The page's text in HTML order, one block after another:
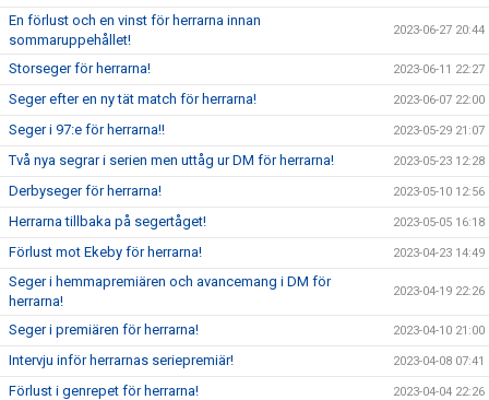
En förlust och en vinst för herrarna innan
sommaruppehållet!
2023-06-27 20:44
Storseger för herrarna! 2023-06-11 22:27
Seger efter en ny tät match för herrarna! 2023-06-07 22:00
Seger i 97:e för herrarna!! 2023-05-29 21:07
Två nya segrar i serien men uttåg ur DM för herrarna! 2023-05-23 12:28
Derbyseger för herrarna! 2023-05-10 12:56
Herrarna tillbaka på segertåget! 2023-05-05 16:18
Förlust mot Ekeby för herrarna! 2023-04-23 14:49
Seger i hemmapremiären och avancemang i DM för
herrarna!
2023-04-19 22:26
Seger i premiären för herrarna! 2023-04-10 21:00
Intervju inför herrarnas seriepremiär! 2023-04-08 07:41
Förlust i genrepet för herrarna! 2023-04-04 22:26